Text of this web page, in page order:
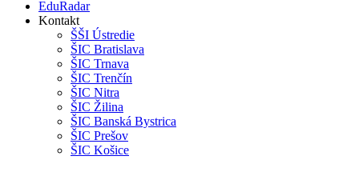
EduRadar
Kontakt
ŠŠI Ústredie
ŠIC Bratislava
ŠIC Trnava
ŠIC Trenčín
ŠIC Nitra
ŠIC Žilina
ŠIC Banská Bystrica
ŠIC Prešov
ŠIC Košice